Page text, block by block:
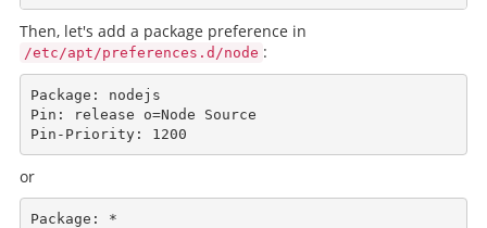
Then, let's add a package preference in
/etc/apt/preferences.d/node :
Package: nodejs
Pin: release o=Node Source
or
Package: *